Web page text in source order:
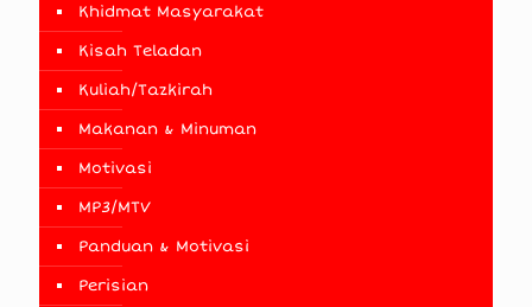
Khidmat Masyarakat
Kisah Teladan
Kuliah/Tazkirah
Makanan & Minuman
Motivasi
MP3/MTV
Panduan & Motivasi
Perisian